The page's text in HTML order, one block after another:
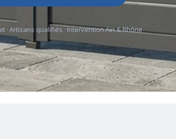
· Artisans qualifiés · Intervention Ain & Rhône